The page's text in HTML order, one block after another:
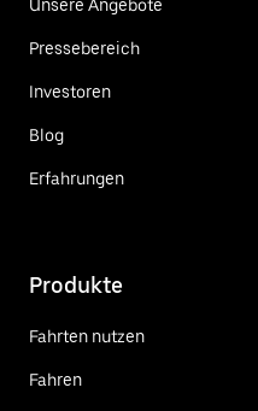
Unsere Angebote
Pressebereich
Investoren
Blog
Erfahrungen
Produkte
Fahrten nutzen
Fahren